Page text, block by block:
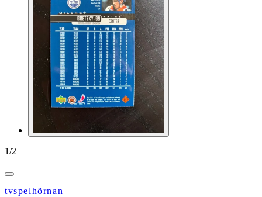
1/2
tvspelhörnan